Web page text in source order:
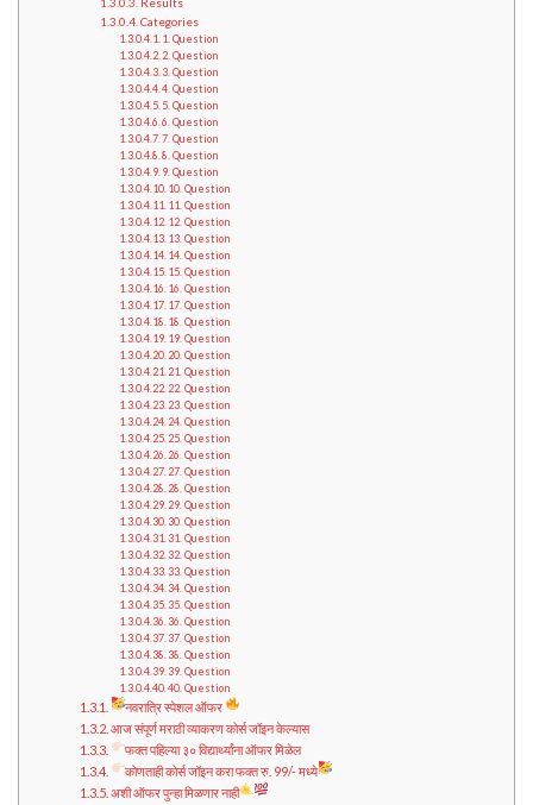
Categories
1. Question
2. Question
3. Question
4. Question
5. Question
6. Question
7. Question
8. Question
9. Question
10. Question
11. Question
12. Question
13. Question
14. Question
15. Question
16. Question
17. Question
18. Question
19. Question
20. Question
21. Question
22. Question
23. Question
24. Question
25. Question
26. Question
27. Question
28. Question
29. Question
30. Question
31. Question
32. Question
33. Question
34. Question
35. Question
36. Question
37. Question
38. Question
39. Question
40. Question
नवरात्रि स्पेशल ऑफर
आज संपूर्ण मराठी व्याकरण कोर्स जॉइन केल्यास
फक्त पहिल्या ३० विद्यार्थ्यांना ऑफर मिळेल
कोणताही कोर्स जॉइन करा फक्त रु. 99/- मध्ये
अशी ऑफर पुन्हा मिळणार नाही